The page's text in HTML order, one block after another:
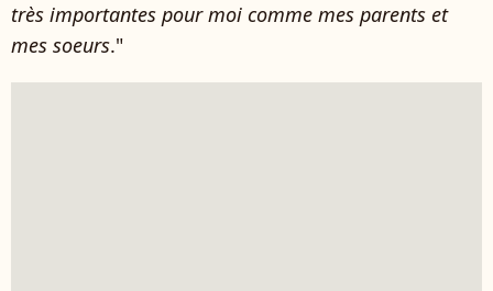
très importantes pour moi comme mes parents et
mes soeurs."